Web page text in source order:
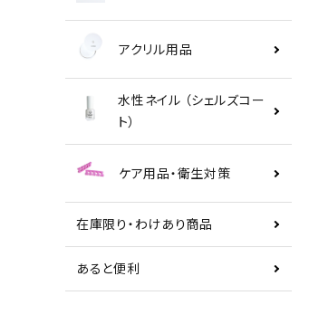
アクリル用品
水性ネイル （シェルズコー
ト）
ケア用品・衛生対策
在庫限り・わけあり商品
あると便利